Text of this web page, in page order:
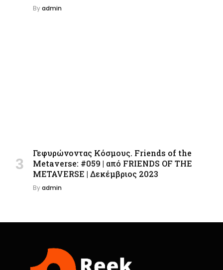
Byadmin
Γεφυρώνοντας Κόσμους. Friends of the
Metaverse: #059 | από FRIENDS OF THE
METAVERSE | Δεκέμβριος 2023
Byadmin